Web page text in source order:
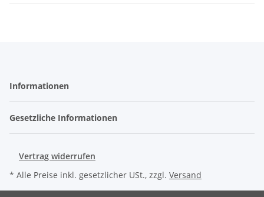
Informationen
Gesetzliche Informationen
Vertrag widerrufen
* Alle Preise inkl. gesetzlicher USt., zzgl. Versand